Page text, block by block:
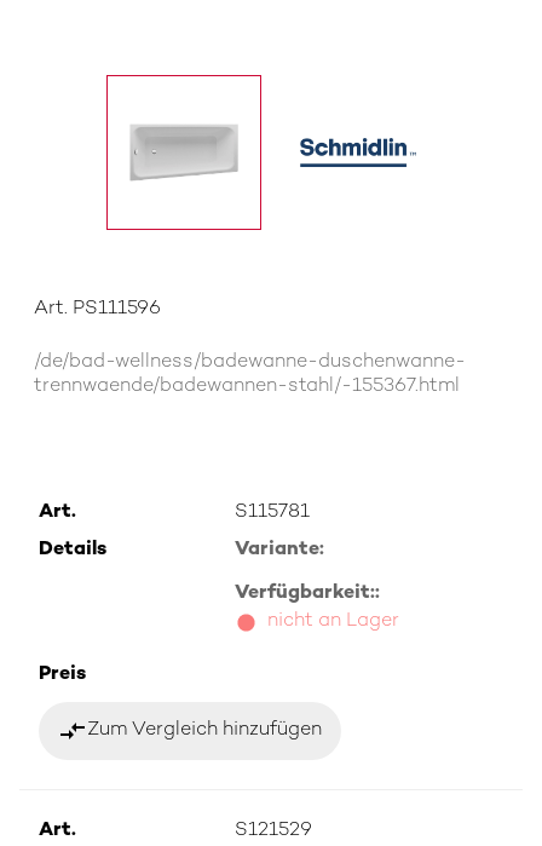
Art. PS111596
/de/bad-wellness/badewanne-duschenwanne-
trennwaende/badewannen-stahl/-155367.html
Art.
S115781
Details
Variante:
Verfügbarkeit::
nicht an Lager
Preis
compare_arrowsZum Vergleich hinzufügen
Art.
S121529